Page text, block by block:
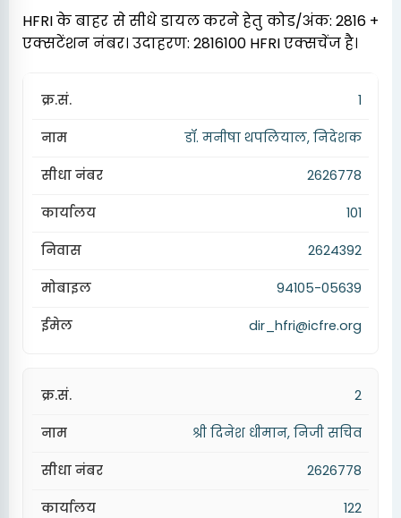
HFRI के बाहर से सीधे डायल करने हेतु कोड/अंक: 2816 +
एक्सटेंशन नंबर। उदाहरण: 2816100 HFRI एक्सचेंज है।
1
डॉ. मनीषा थपलियाल, निदेशक
2626778
101
2624392
94105-05639
dir_hfri@icfre.org
2
श्री दिनेश धीमान, निजी सचिव
2626778
122